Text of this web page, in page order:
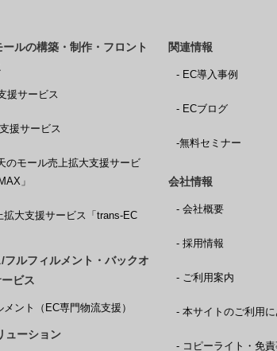
ルの構築・制作・フロント
援サービス
援サービス
のモール売上拡大支援サービ
」
拡大支援サービス「trans-EC
フルフィルメント・バックオ
ビス
ント（EC専門物流支援）
ューション
関連情報
- EC導入事例
- ECブログ
-無料セミナー
会社情報
- 会社概要
- 採用情報
- ご利用案内
- 本サイトのご利用
- コピーライト・免